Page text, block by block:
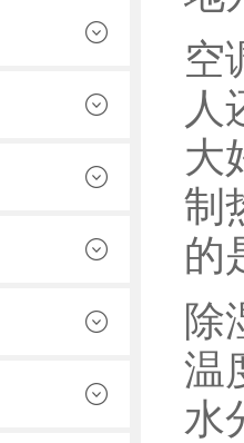
空
人
大
制
的
除
温
水